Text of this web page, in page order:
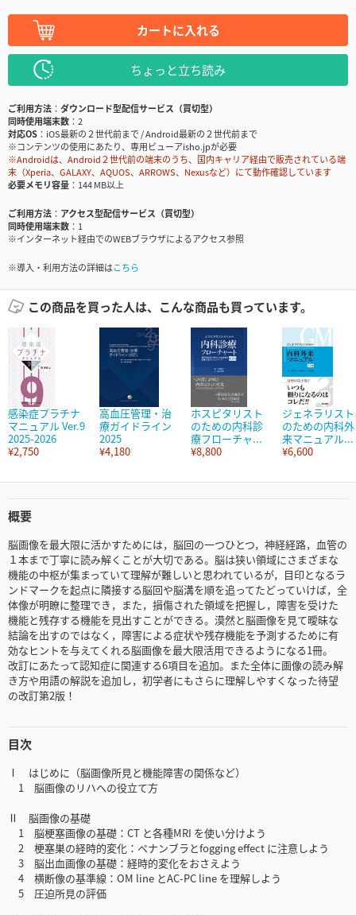
カートに入れる
ちょっと立ち読み
ご利用方法
ダウンロード型配信サービス（買切型）
同時使用端末数
2
対応OS
iOS最新の２世代前まで / Android最新の２世代前まで
※コンテンツの使用にあたり、専用ビューアisho.jpが必要
※Androidは、Android２世代前の端末のうち、国内キャリア経由で販売されている端
末（Xperia、GALAXY、AQUOS、ARROWS、Nexusなど）にて動作確認しています
必要メモリ容量
144 MB以上
ご利用方法
アクセス型配信サービス（買切型）
同時使用端末数
1
※インターネット経由でのWEBブラウザによるアクセス参照
※導入・利用方法の詳細はこちら
この商品を買った人は、こんな商品も買っています。
感染症プラチナ
マニュアル Ver.9
2025-2026
¥2,750
高血圧管理・治
療ガイドライン
2025
¥4,180
ホスピタリスト
のための内科診
療フローチャ...
¥8,800
ジェネラリスト
のための内科外
来マニュアル...
¥6,600
概要
脳画像を最大限に活かすためには，脳回の一つひとつ，神経経路，血管の
１本まで丁寧に読み解くことが大切である。脳は狭い領域にさまざまな
機能の中枢が集まっていて理解が難しいと思われているが，目印となるラ
ンドマークを起点に隣接する脳回や脳溝を順を追ってたどっていけば，全
体像が明瞭に整理でき，また，損傷された領域を把握し，障害を受けた
機能と残存する機能を見出すことができる。漠然と脳画像を見て曖昧な
結論を出すのではなく，障害による症状や残存機能を予測するために有
効なヒントを与えてくれる脳画像を最大限活用できるようになる1冊。
改訂にあたって認知症に関連する6項目を追加。また全体に画像の読み解
き方や用語の解説を追加し，初学者にもさらに理解しやすくなった待望
の改訂第2版！
目次
Ⅰ はじめに（脳画像所見と機能障害の関係など）
1 脳画像のリハへの役立て方
Ⅱ 脳画像の基礎
1 脳梗塞画像の基礎：CT と各種MRI を使い分けよう
2 梗塞巣の経時的変化：ペナンブラとfogging effect に注意しよう
3 脳出血画像の基礎：経時的変化をおさえよう
4 横断像の基準線：OM line とAC-PC line を理解しよう
5 圧迫所見の評価